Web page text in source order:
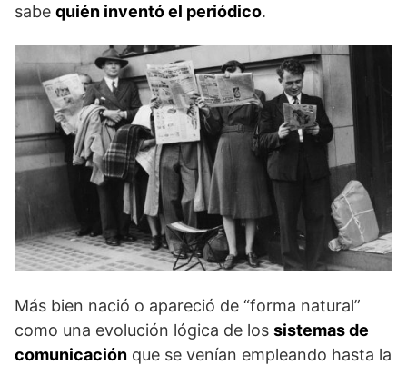
sabe quién inventó el periódico.
Más bien nació o apareció de “forma natural”
como una evolución lógica de los sistemas de
comunicación que se venían empleando hasta la